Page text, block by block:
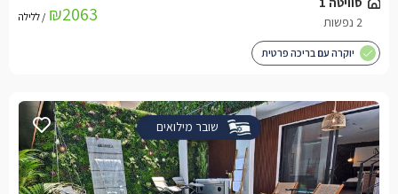
2 נפשות
₪2063 / ללילה
יוקרה עם בריכה פרטית
שובר מילואים